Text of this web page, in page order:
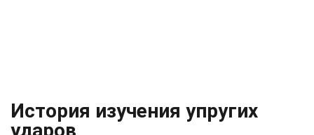
История изучения упругих